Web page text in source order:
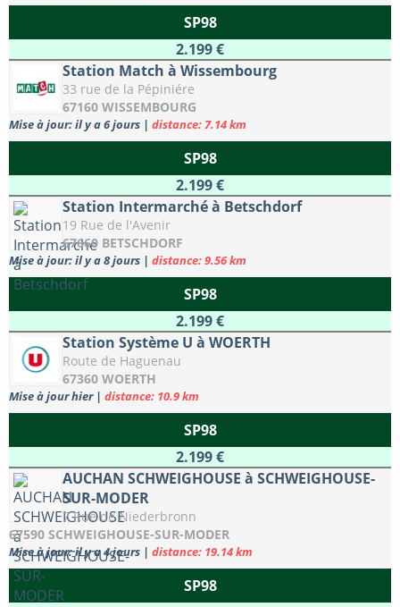
SP98
2.199 €
Station Match à Wissembourg
33 rue de la Pépiniére
67160 WISSEMBOURG
Mise à jour: il y a 6 jours | distance: 7.14 km
SP98
2.199 €
Station Intermarché à Betschdorf
19 Rue de l'Avenir
67660 BETSCHDORF
Mise à jour: il y a 8 jours | distance: 9.56 km
SP98
2.199 €
Station Système U à WOERTH
Route de Haguenau
67360 WOERTH
Mise à jour hier | distance: 10.9 km
SP98
2.199 €
AUCHAN SCHWEIGHOUSE à SCHWEIGHOUSE-
SUR-MODER
7 Rue de Niederbronn
67590 SCHWEIGHOUSE-SUR-MODER
Mise à jour: il y a 4 jours | distance: 19.14 km
SP98